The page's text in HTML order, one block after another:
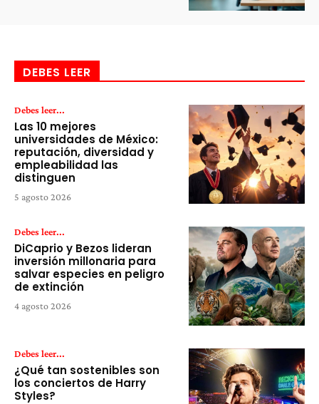
DEBES LEER
Debes leer...
Las 10 mejores
universidades de México:
reputación, diversidad y
empleabilidad las
distinguen
5 agosto 2026
Debes leer...
DiCaprio y Bezos lideran
inversión millonaria para
salvar especies en peligro
de extinción
4 agosto 2026
Debes leer...
¿Qué tan sostenibles son
los conciertos de Harry
Styles?